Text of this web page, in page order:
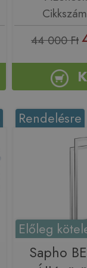
44 000 Ft
Rendelésre
Előleg
Sapho